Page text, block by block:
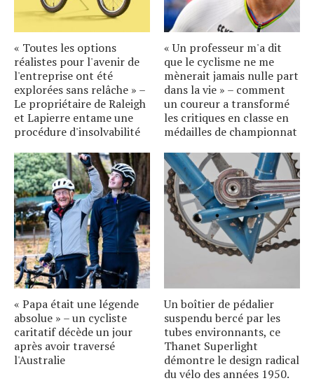
« Toutes les options
réalistes pour l'avenir de
l'entreprise ont été
explorées sans relâche » –
Le propriétaire de Raleigh
et Lapierre entame une
procédure d'insolvabilité
« Un professeur m'a dit
que le cyclisme ne me
mènerait jamais nulle part
dans la vie » – comment
un coureur a transformé
les critiques en classe en
médailles de championnat
« Papa était une légende
absolue » – un cycliste
caritatif décède un jour
après avoir traversé
l'Australie
Un boîtier de pédalier
suspendu bercé par les
tubes environnants, ce
Thanet Superlight
démontre le design radical
du vélo des années 1950.